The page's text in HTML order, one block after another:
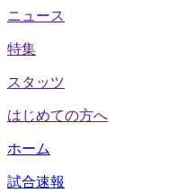
ニュース
特集
スタッツ
はじめての方へ
ホーム
試合速報